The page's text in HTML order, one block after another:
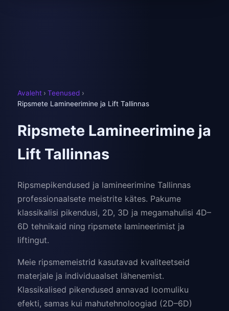
Avaleht › Teenused ›
Ripsmete Lamineerimine ja Lift Tallinnas
Ripsmete Lamineerimine ja
Lift Tallinnas
Ripsmepikendused ja lamineerimine Tallinnas
professionaalsete meistrite kätes. Pakume
klassikalisi pikendusi, 2D, 3D ja megamahulisi 4D–
6D tehnikaid ning ripsmete lamineerimist ja
liftingut.
Meie ripsmemeistrid kasutavad kvaliteetseid
materjale ja individuaalset lähenemist.
Klassikalised pikendused annavad loomuliku
efekti, samas kui mahutehnoloogiad (2D–6D)